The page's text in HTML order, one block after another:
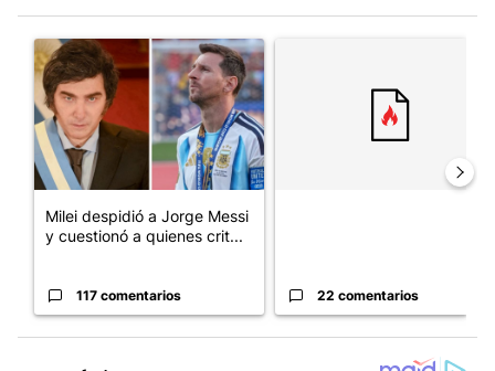
Un artículo de tendencia con el título "Milei despidió a Jorge
Milei despidió a Jorge Messi
y cuestionó a quienes crit...
117 comentarios 22 comentarios